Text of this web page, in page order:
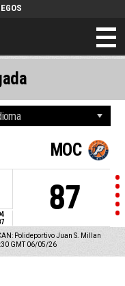
MOC
87
Polideportivo Juan S. Millan
GMT 06/05/26